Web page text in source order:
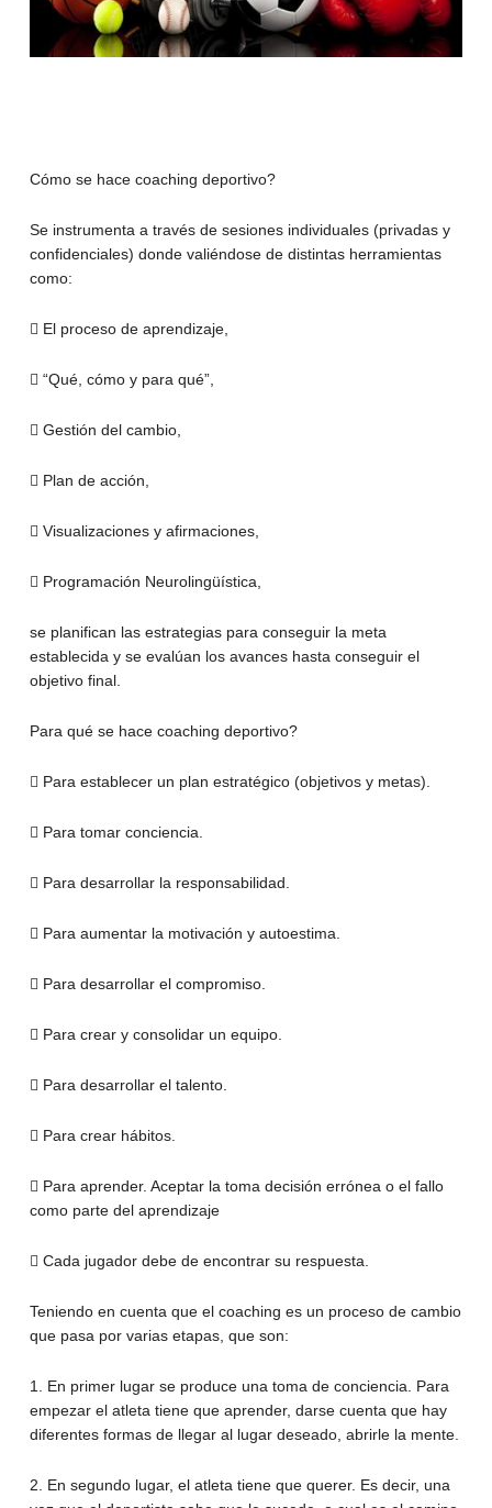
Cómo se hace coaching deportivo?
Se instrumenta a través de sesiones individuales (privadas y
confidenciales) donde valiéndose de distintas herramientas
como:
 El proceso de aprendizaje,
 “Qué, cómo y para qué”,
 Gestión del cambio,
 Plan de acción,
 Visualizaciones y afirmaciones,
 Programación Neurolingüística,
se planifican las estrategias para conseguir la meta
establecida y se evalúan los avances hasta conseguir el
objetivo final.
Para qué se hace coaching deportivo?
 Para establecer un plan estratégico (objetivos y metas).
 Para tomar conciencia.
 Para desarrollar la responsabilidad.
 Para aumentar la motivación y autoestima.
 Para desarrollar el compromiso.
 Para crear y consolidar un equipo.
 Para desarrollar el talento.
 Para crear hábitos.
 Para aprender. Aceptar la toma decisión errónea o el fallo
como parte del aprendizaje
 Cada jugador debe de encontrar su respuesta.
Teniendo en cuenta que el coaching es un proceso de cambio
que pasa por varias etapas, que son:
1. En primer lugar se produce una toma de conciencia. Para
empezar el atleta tiene que aprender, darse cuenta que hay
diferentes formas de llegar al lugar deseado, abrirle la mente.
2. En segundo lugar, el atleta tiene que querer. Es decir, una